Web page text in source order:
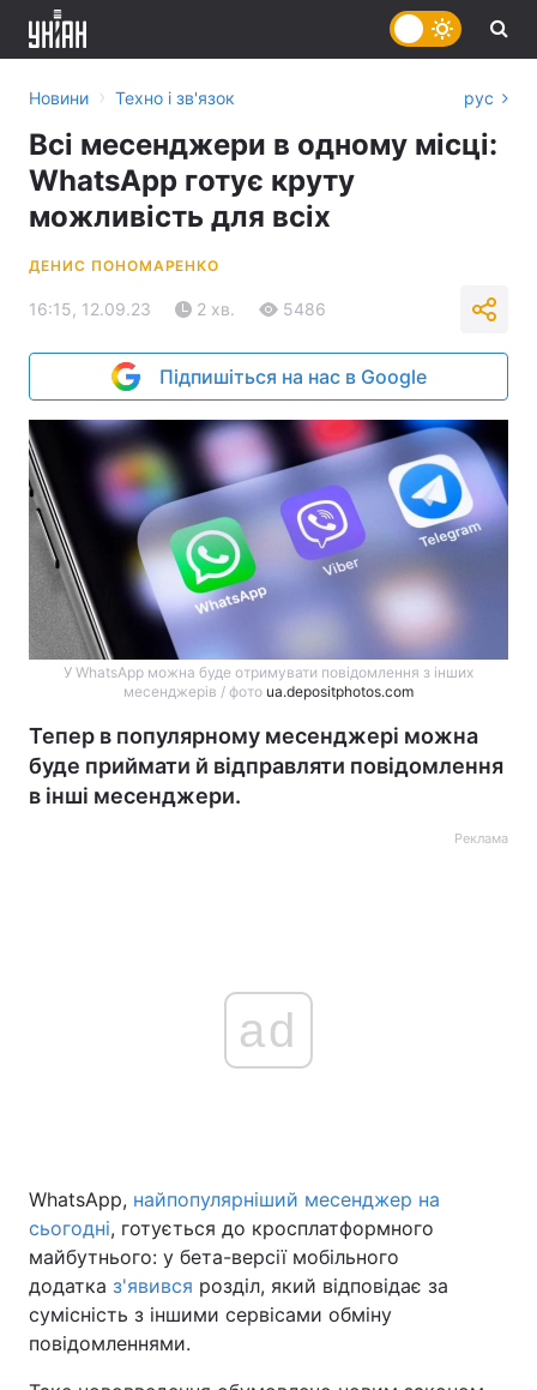
Україна Політика
Економіка Світ
Спорт
Новини › Техно і зв'язок рус
Всі месенджери в одному місці:
WhatsApp готує круту
можливість для всіх
ДЕНИС ПОНОМАРЕНКО
16:15, 12.09.23 2 хв. 5486
Підпишіться на нас в Google
У WhatsApp можна буде отримувати повідомлення з інших
месенджерів / фото ua.depositphotos.com
Тепер в популярному месенджері можна
буде приймати й відправляти повідомлення
в інші месенджери.
Реклама
ad
WhatsApp, найпопулярніший месенджер на
сьогодні, готується до кросплатформного
майбутнього: у бета-версії мобільного
додатка з'явився розділ, який відповідає за
сумісність з іншими сервісами обміну
повідомленнями.